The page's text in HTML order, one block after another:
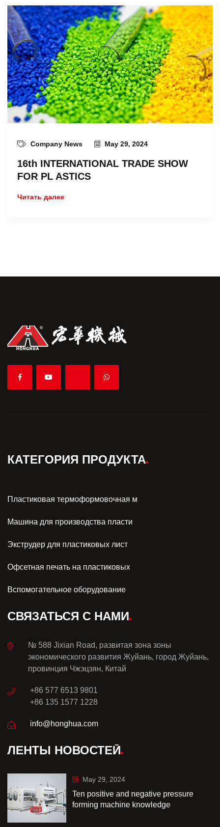
Company News May 29, 2024
16th INTERNATIONAL TRADE SHOW
FOR PL ASTICS
Читать далее
КАТЕГОРИЯ ПРОДУКТА
Пластиковая термоформовочная м
Машина для производства пласти
Экструдер для пластиковых лист
Офсетная печать на пластиковых
Вспомогательное оборудование
СВЯЗАТЬСЯ С НАМИ
№ 588 Jixian Road, развитая зона зоны
экономического развития Жуйань, город Жуйань,
провинция Чжэцзян, Китай
+86 577 6513 9801
+86 135 1577 1228
info@honghua.com
ЛЕНТЫ НОВОСТЕЙ
May 29, 2024
Ten positive and negative pressure
forming machine knowledge